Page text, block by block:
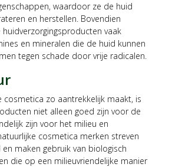
waardoor ze de huid
en herstellen. Bovendien
vaak
en mineralen die de huid kunnen
tegen schade door vrije radicalen.
cosmetica zo aantrekkelijk maakt, is
niet alleen goed zijn voor de
zijn voor het milieu en
cosmetica merken streven
maken gebruik van biologisch
die op een milieuvriendelijke manier